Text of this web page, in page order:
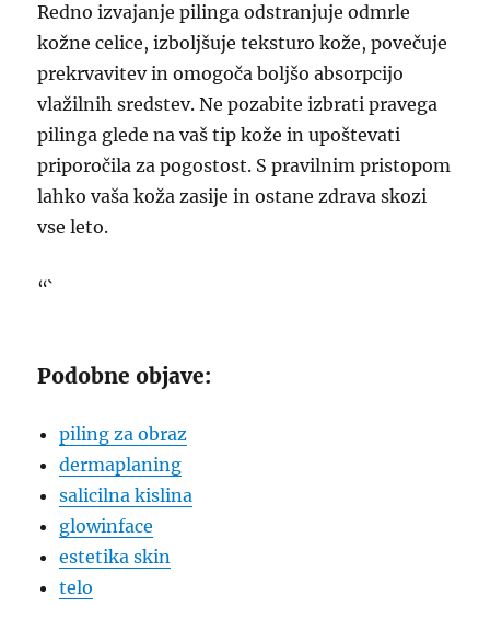
Redno izvajanje pilinga odstranjuje odmrle
kožne celice, izboljšuje teksturo kože, povečuje
prekrvavitev in omogoča boljšo absorpcijo
vlažilnih sredstev. Ne pozabite izbrati pravega
pilinga glede na vaš tip kože in upoštevati
priporočila za pogostost. S pravilnim pristopom
lahko vaša koža zasije in ostane zdrava skozi
vse leto.
“`
Podobne objave:
piling za obraz
dermaplaning
salicilna kislina
glowinface
estetika skin
telo